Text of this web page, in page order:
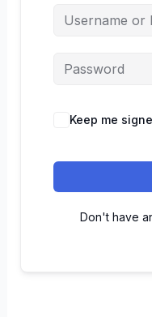
Keep me
Don't have